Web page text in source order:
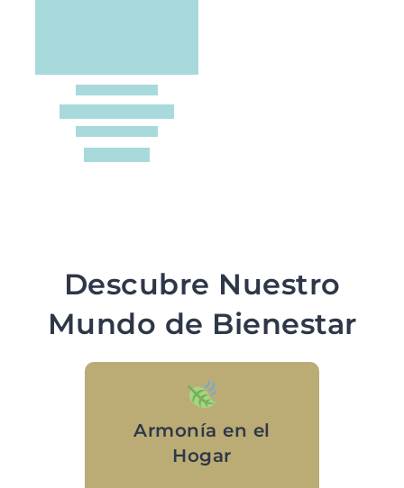
Descubre Nuestro
Mundo de Bienestar
Armonía en el
Hogar